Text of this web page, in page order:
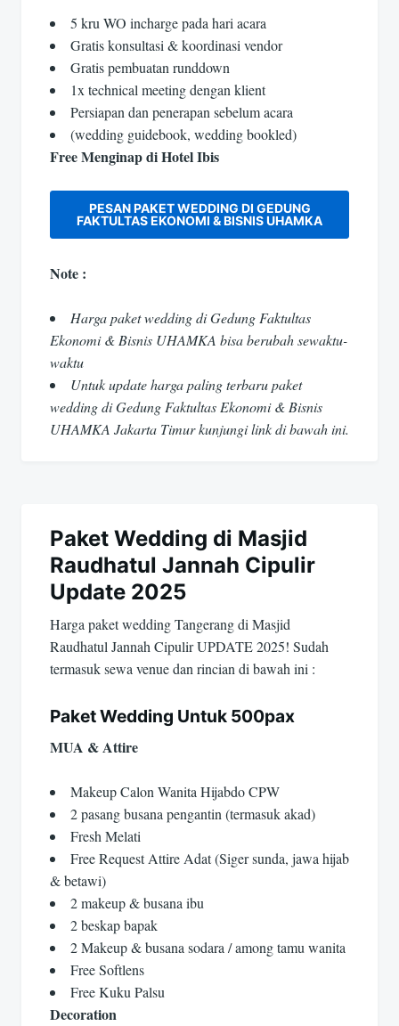
5 kru WO incharge pada hari acara
Gratis konsultasi & koordinasi vendor
Gratis pembuatan runddown
1x technical meeting dengan klient
Persiapan dan penerapan sebelum acara
(wedding guidebook, wedding bookled)
Free Menginap di Hotel Ibis
PESAN PAKET WEDDING DI GEDUNG
FAKTULTAS EKONOMI & BISNIS UHAMKA
Note :
Harga paket wedding di Gedung Faktultas
Ekonomi & Bisnis UHAMKA bisa berubah sewaktu-
waktu
Untuk update harga paling terbaru paket
wedding di Gedung Faktultas Ekonomi & Bisnis
UHAMKA Jakarta Timur kunjungi link di bawah ini.
Paket Wedding di Masjid
Raudhatul Jannah Cipulir
Update 2025
Harga paket wedding Tangerang di Masjid
Raudhatul Jannah Cipulir UPDATE 2025! Sudah
termasuk sewa venue dan rincian di bawah ini :
Paket Wedding Untuk 500pax
MUA & Attire
Makeup Calon Wanita Hijabdo CPW
2 pasang busana pengantin (termasuk akad)
Fresh Melati
Free Request Attire Adat (Siger sunda, jawa hijab
& betawi)
2 makeup & busana ibu
2 beskap bapak
2 Makeup & busana sodara / among tamu wanita
Free Softlens
Free Kuku Palsu
Decoration